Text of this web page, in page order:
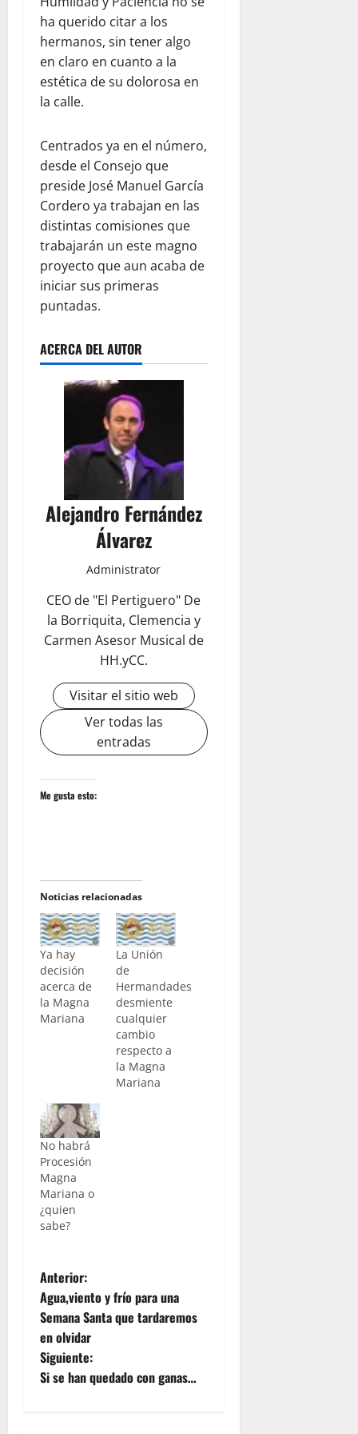
ha querido citar a los
hermanos, sin tener algo
en claro en cuanto a la
estética de su dolorosa en
la calle.
Centrados ya en el número,
desde el Consejo que
preside José Manuel García
Cordero ya trabajan en las
distintas comisiones que
trabajarán un este magno
proyecto que aun acaba de
iniciar sus primeras
puntadas.
ACERCA DEL AUTOR
Alejandro Fernández
Álvarez
Administrator
CEO de "El Pertiguero" De
la Borriquita, Clemencia y
Carmen Asesor Musical de
HH.yCC.
Visitar el sitio web
Ver todas las
entradas
Me gusta esto:
Noticias relacionadas
Ya hay
decisión
acerca de
la Magna
Mariana
La Unión
de
Hermandades
desmiente
cualquier
cambio
respecto a
la Magna
Mariana
No habrá
Procesión
Magna
Mariana o
¿quien
sabe?
N
a
v
e
Anterior:
Agua,viento y frío para una
Semana Santa que tardaremos
en olvidar
Siguiente:
Si se han quedado con ganas…